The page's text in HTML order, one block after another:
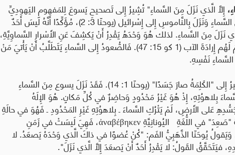
إِلَّا الَّذي نَزَلَ مِنَ السَّماءِ" تُشِيرُ إِلى تَصحيحِ يَسوعَ لِلمَفهومِ اليَهودِيِّ
الخاطِئ، القائِلِ إِنَّ موسى صَعِدَ إِلى السَّماءِ وَنَزَلَ بِالنَّاموسِ إِلى إِسْرائيل (يوحنّا 3: 2)، مُؤَكِّدًا أَنَّهُ لَيسَ أَحَدٌ
نَزَلَ مِنَ السَّماءِ. لذلك هُوَ وَحْدَهُ يَقْدِرُ أَنْ يَكشِفَ عَنِ الأَسْرارِ السَّماوِيَّةِ،
الآب (1 كو 15: 47) .فَالصُّعودُ إِلى السَّماءِ يَتَطَلَّبُ أَنْ يَأْتيَ مَنْ
نَفْسِهِ.
" تُشِيرُ إِلى "الكَلِمَةُ صارَ جَسَدًا" (يوحنّا 1: 14). فَقَدْ نَزَلَ يسوع مِنَ السَّماءِ
بِلاهوُتِهِ، إِذْ هُوَ غَيْرُ مَحْدُودٍ وَحاضِرٌ في كُلِّ مَكانٍ. هُوَ الإِلَهُ
عَلى الأَرضِ، لَمْ يَتْرُكِ السَّماءَ ـ بِلاهوُتِهِ غَيْرِ المَحْدُودِ ـ فَهُوَ في حالَةِ
في اللُّغَةِ اليُونانِيَّةِἀναβέβηκεν، فَهِيَ لَيسَتْ في زَمَنِ
وَيَقولُ يُوحَنّا الذَّهَبِيُّ الفَم: "كُنْ عُضوًا في ذاكَ الَّذي وَحْدَهُ يَصعَدُ. لا
القَولُ: لا يَقْدِرُ أَحَدٌ أَنْ يَصعَدَ إِلَّا الَّذي نَزَلَ".